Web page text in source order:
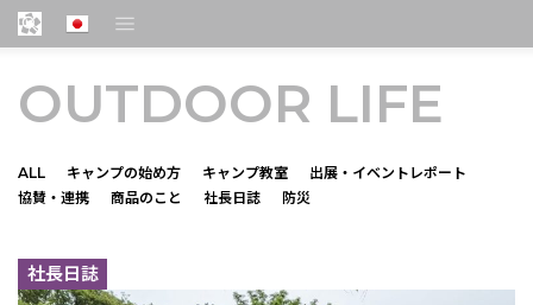
OUTDOOR LIFE
ALL キャンプの始め方 キャンプ教室
出展・イベントレポート
協賛・連携
商品のこと 社長日誌 防災
社長日誌